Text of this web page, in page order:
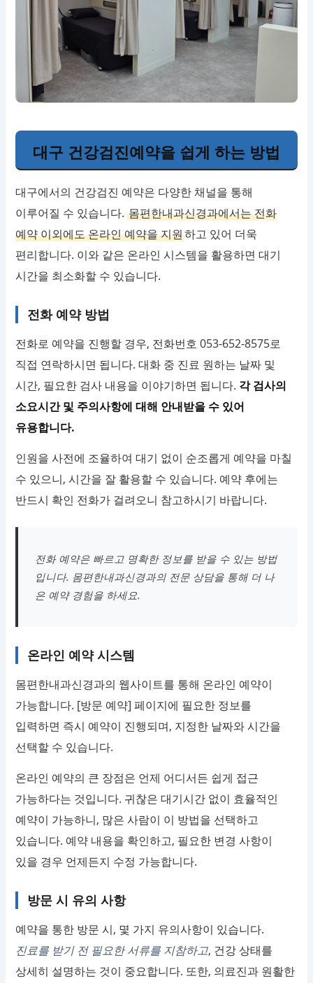
대구 건강검진예약을 쉽게 하는 방법
대구에서의 건강검진 예약은 다양한 채널을 통해
이루어질 수 있습니다.몸편한내과신경과에서는 전화
예약 이외에도 온라인 예약을 지원하고 있어 더욱
편리합니다. 이와 같은 온라인 시스템을 활용하면 대기
시간을 최소화할 수 있습니다.
전화 예약 방법
전화로 예약을 진행할 경우, 전화번호 053-652-8575로
직접 연락하시면 됩니다. 대화 중 진료 원하는 날짜 및
시간, 필요한 검사 내용을 이야기하면 됩니다. 각 검사의
소요시간 및 주의사항에 대해 안내받을 수 있어
유용합니다.
인원을 사전에 조율하여 대기 없이 순조롭게 예약을 마칠
수 있으니, 시간을 잘 활용할 수 있습니다. 예약 후에는
반드시 확인 전화가 걸려오니 참고하시기 바랍니다.
전화 예약은 빠르고 명확한 정보를 받을 수 있는 방법
입니다. 몸편한내과신경과의 전문 상담을 통해 더 나
은 예약 경험을 하세요.
온라인 예약 시스템
몸편한내과신경과의 웹사이트를 통해 온라인 예약이
가능합니다. [방문 예약] 페이지에 필요한 정보를
입력하면 즉시 예약이 진행되며, 지정한 날짜와 시간을
선택할 수 있습니다.
온라인 예약의 큰 장점은 언제 어디서든 쉽게 접근
가능하다는 것입니다. 귀찮은 대기시간 없이 효율적인
예약이 가능하니, 많은 사람이 이 방법을 선택하고
있습니다. 예약 내용을 확인하고, 필요한 변경 사항이
있을 경우 언제든지 수정 가능합니다.
방문 시 유의 사항
예약을 통한 방문 시, 몇 가지 유의사항이 있습니다.
진료를 받기 전 필요한 서류를 지참하고, 건강 상태를
상세히 설명하는 것이 중요합니다. 또한, 의료진과 원활한